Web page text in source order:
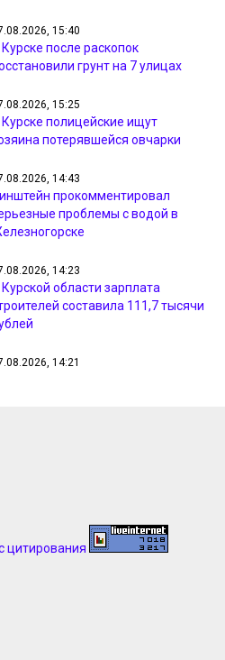
15:40
Курске после раскопок
грунт на 7 улицах
15:25
Курске полицейские ищут
потерявшейся овчарки
14:43
прокомментировал
проблемы с водой в
14:23
Курской области зарплата
составила 111,7 тысячи
14:21
13:30